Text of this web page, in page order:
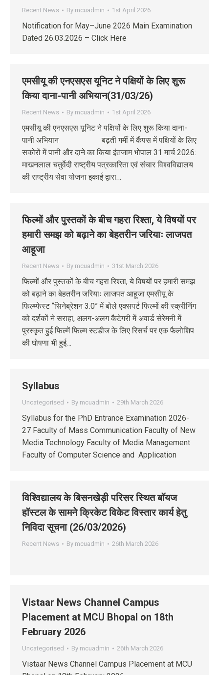
Recent News By mcuadmin 1st April 2026
Notification for May–June 2026 Main Examination
Dated 26.03.2026 – Click Here
एमसीयू की एनएसएस यूनिट ने पक्षियों के लिए शुरू
किया दाना-पानी अभियान(31/03/26)
Recent News By mcuadmin 1st April 2026
एमसीयू की एनएसएस यूनिट ने पक्षियों के लिए शुरू किया दाना-
पानी अभियान बढ़ती गर्मी में कैंपस में पक्षियों के लिए
सकोरों में पानी और दाने का किया इंतजाम भोपाल 31 मार्च 2026:
माखनलाल चतुर्वेदी राष्ट्रीय पत्रकारिता एवं संचार विश्वविद्यालय
की राष्ट्रीय सेवा योजना इकाई द्वारा…
फिल्मों और पुस्तकों के बीच गहरा रिश्ता, ये विषयों पर
हमारी समझ को बढ़ाने का बेहतरीन जरियाः लाजपत
आहूजा
Recent News By mcuadmin 31st March 2026
फिल्मों और पुस्तकों के बीच गहरा रिश्ता, ये विषयों पर हमारी समझ
को बढ़ाने का बेहतरीन जरियाः लाजपत आहूजा एमसीयू के
फिल्म्फेस्ट “सिनेब्रेशन 3.0” में बोले एक्सपर्ट फिल्मों की स्क्रीनिंग
को दर्शकों ने सराहा, अलग-अलग कैटेगरी में अवार्ड सेरेमनी में
पुरस्कृत हुई फिल्में फिल्म स्टडीज के लिए रिसर्च पर एक फैलोशिप
की घोषणा भी हुई…
Syllabus
Uncategorised By mcuadmin 29th March 2026
Syllabus for the PhD Entrance Examination 2026-
27 Faculty of Mass Communication Faculty of New
Media Technology Faculty of Media Management
Faculty of Computer Science and Application
विश्विद्यालय के बिसनखेड़ी परिसर स्थित बॉयज
हॉस्टल के सामने क्रिकेट विकेट विस्तार कार्य हेतु
निविदा सूचना (26/03/2026)
Recent News By mcuadmin 26th March 2026
Vistaar News Channel Campus
Placement at MCU Bhopal on 18th
February 2026
Uncategorised By mcuadmin 26th March 2026
Vistaar News Channel Campus Placement at MCU